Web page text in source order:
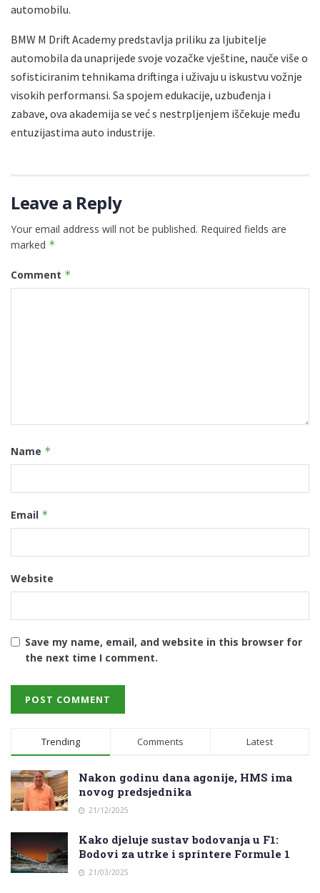
automobilu.
BMW M Drift Academy predstavlja priliku za ljubitelje
automobila da unaprijede svoje vozačke vještine, nauče više o
sofisticiranim tehnikama driftinga i uživaju u iskustvu vožnje
visokih performansi. Sa spojem edukacije, uzbuđenja i
zabave, ova akademija se već s nestrpljenjem iščekuje među
entuzijastima auto industrije.
Leave a Reply
Your email address will not be published. Required fields are
marked *
Comment *
Name *
Email *
Website
Save my name, email, and website in this browser for
the next time I comment.
Trending Comments Latest
Nakon godinu dana agonije, HMS ima
novog predsjednika
21/12/2025
Kako djeluje sustav bodovanja u F1:
Bodovi za utrke i sprintere Formule 1
21/03/2025